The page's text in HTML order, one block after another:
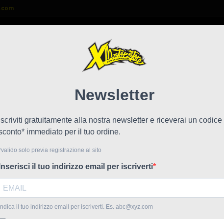
6,5" (3,53X145,65) 143.355.003
Or
Or
Codice